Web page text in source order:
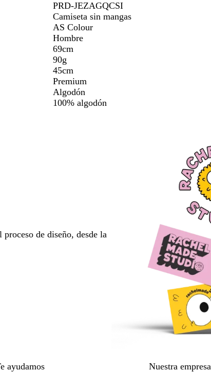
PRD-JEZAGQCSI
Camiseta sin mangas
AS Colour
Hombre
69cm
90g
45cm
Premium
Algodón
100% algodón
de diseño, desde la
ayudamos
Nuestra empresa